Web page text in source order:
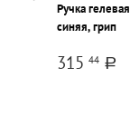
Ручка
синяя, грип
315 44 a